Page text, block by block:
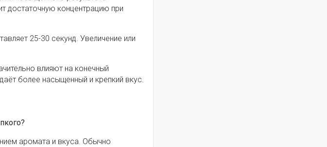
достаточную концентрацию при
25-30 секунд. Увеличение или
влияют на конечный
более насыщенный и крепкий вкус.
аромата и вкуса. Обычно